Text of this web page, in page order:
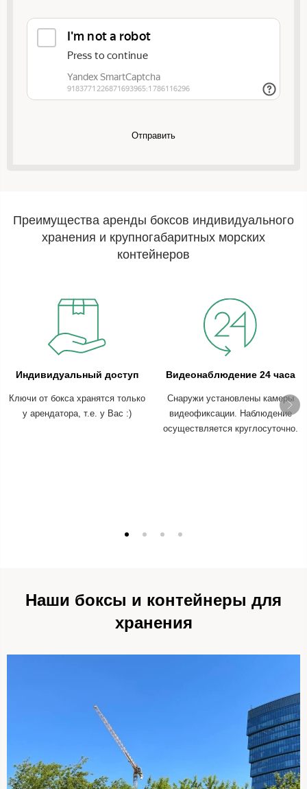
Отправить
Преимущества аренды боксов индивидуального
хранения и крупногабаритных морских
контейнеров
Индивидуальный доступ
Ключи от бокса хранятся только
у арендатора, т.е. у Вас :)
Видеонаблюдение 24 часа
Снаружи установлены камеры
видеофиксации. Наблюдение
осуществляется круглосуточно.
Наши боксы и контейнеры для
хранения